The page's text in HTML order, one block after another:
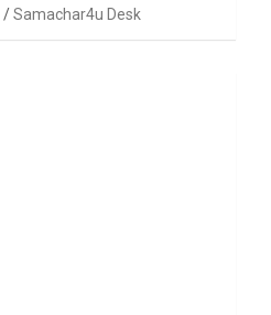
Samachar4u Desk